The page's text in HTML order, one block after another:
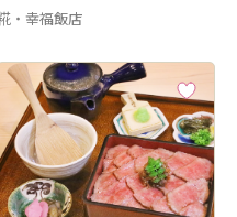
・幸福飯店